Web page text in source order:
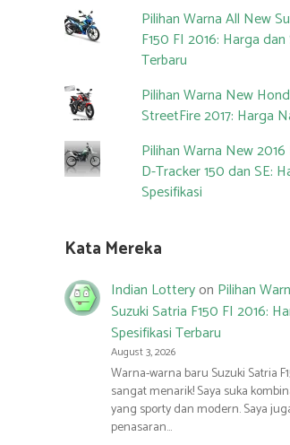
Pilihan Warna All New
F150 FI 2016: Harga
Terbaru
Pilihan Warna New
StreetFire 2017: Harga
Pilihan Warna New
D-Tracker 150 dan SE:
Spesifikasi
Kata Mereka
Indian Lotteryon Pilihan
Suzuki Satria F150 FI 2016:
Spesifikasi Terbaru
August 3, 2026
Warna-warna baru Suzuki Satria
sangat menarik! Saya suka
yang sporty dan modern. Saya
penasaran…